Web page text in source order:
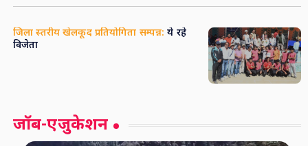
जिला स्तरीय खेलकूद प्रतियोगिता सम्पन्न: ये रहे
विजेता
जॉब-एजुकेशन